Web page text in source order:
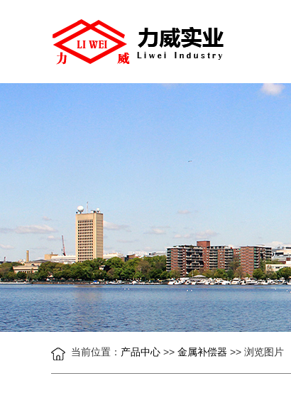
当前位置： 产品中心 >> 金属补偿器 >> 浏览图片